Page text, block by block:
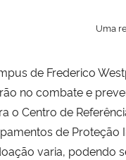
Uma
de Frederico
no combate e
o Centro de
de
varia,